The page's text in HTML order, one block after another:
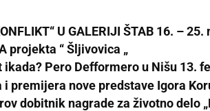
U GALERIJI ŠTAB 16. –
projekta “ Šljivovica „
Pero Defformero u Nišu 13.
i premijera nove predstave Igora
dobitnik nagrade za životno delo